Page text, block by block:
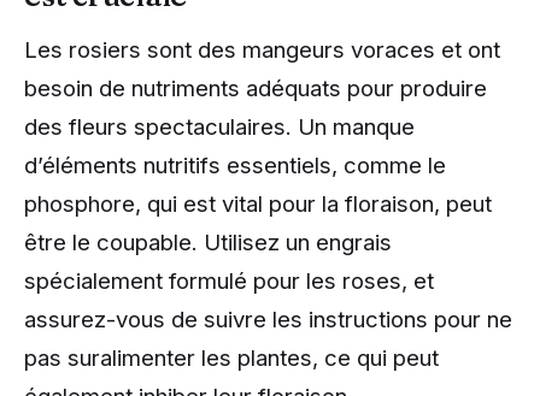
Les rosiers sont des mangeurs voraces et ont
besoin de nutriments adéquats pour produire
des fleurs spectaculaires. Un manque
d’éléments nutritifs essentiels, comme le
phosphore, qui est vital pour la floraison, peut
être le coupable. Utilisez un engrais
spécialement formulé pour les roses, et
assurez-vous de suivre les instructions pour ne
pas suralimenter les plantes, ce qui peut